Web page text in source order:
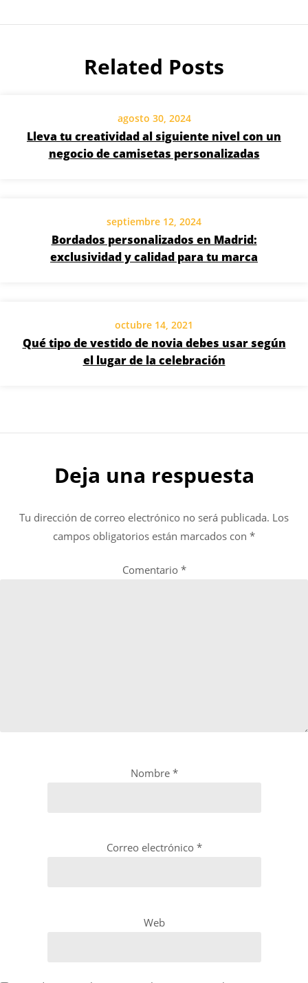
Related Posts
agosto 30, 2024
Lleva tu creatividad al siguiente nivel con un
negocio de camisetas personalizadas
septiembre 12, 2024
Bordados personalizados en Madrid:
exclusividad y calidad para tu marca
octubre 14, 2021
Qué tipo de vestido de novia debes usar según
el lugar de la celebración
Deja una respuesta
Tu dirección de correo electrónico no será publicada. Los
campos obligatorios están marcados con *
Comentario *
Nombre *
Correo electrónico *
Web